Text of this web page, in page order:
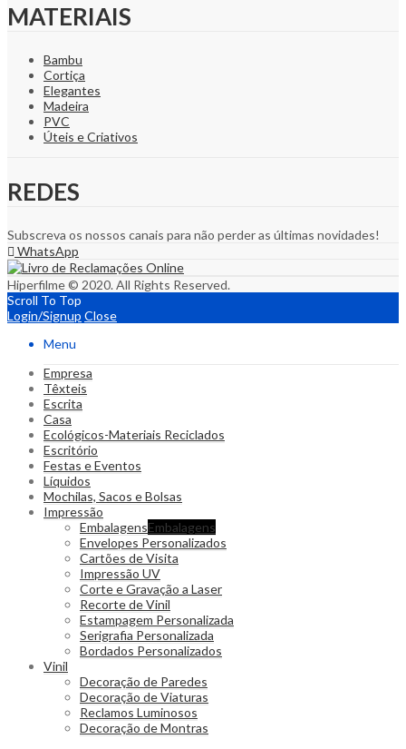
MATERIAIS
Bambu
Cortiça
Elegantes
Madeira
PVC
Úteis e Criativos
REDES
Subscreva os nossos canais para não perder as últimas novidades!
WhatsApp
Hiperfilme © 2020. All Rights Reserved.
Scroll To Top
Login/Signup Close
Menu
Empresa
Têxteis
Escrita
Casa
Ecológicos-Materiais Reciclados
Escritório
Festas e Eventos
Líquidos
Mochilas, Sacos e Bolsas
Impressão
EmbalagensEmbalagens
Envelopes Personalizados
Cartões de Visita
Impressão UV
Corte e Gravação a Laser
Recorte de Vinil
Estampagem Personalizada
Serigrafia Personalizada
Bordados Personalizados
Vinil
Decoração de Paredes
Decoração de Viaturas
Reclamos Luminosos
Decoração de Montras